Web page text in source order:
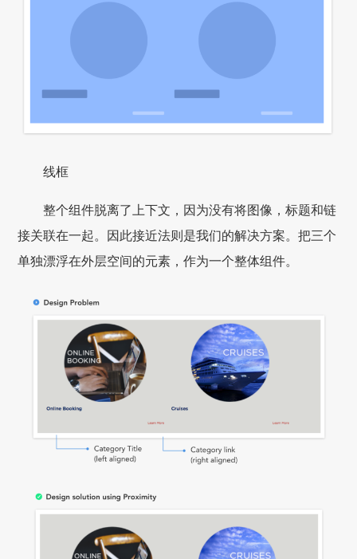
线框
整个组件脱离了上下文，因为没有将图像，标题和链
接关联在一起。因此接近法则是我们的解决方案。把三个
单独漂浮在外层空间的元素，作为一个整体组件。